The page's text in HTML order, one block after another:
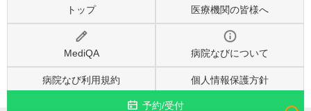
予約/受付
トップ 医療機関の皆様へ
MediQA 病院なびについて
病院なび利用規約 個人情報保護方針